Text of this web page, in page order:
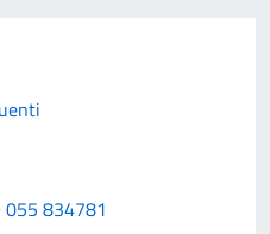
055 834781